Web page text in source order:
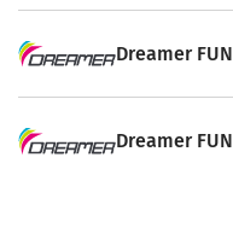
Dreamer
Dreamer